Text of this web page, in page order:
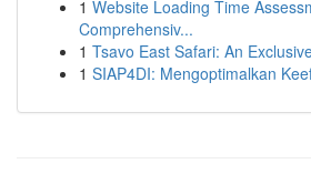
1 Website Loading Time
Comprehensiv...
1 Tsavo East Safari: An
1 SIAP4DI: Mengoptimalkan